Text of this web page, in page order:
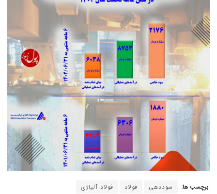
برچسب ها: سوددهی فولاد
فولاد آلیاژی